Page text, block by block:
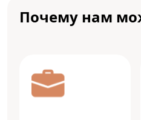
Почему нам